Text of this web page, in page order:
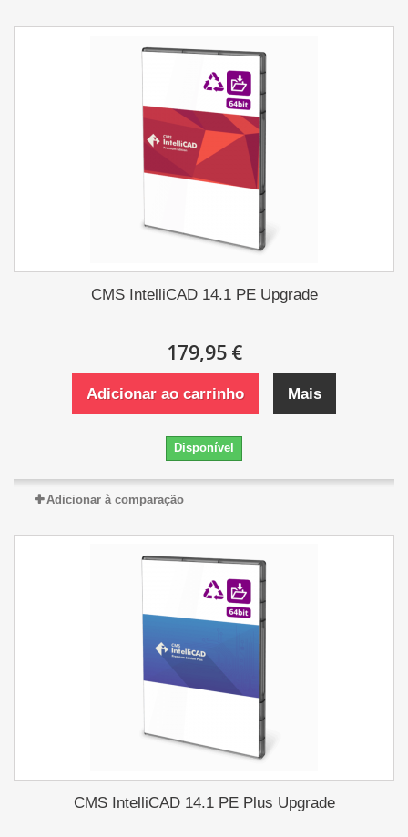
CMS IntelliCAD 14.1 PE Upgrade
179,95 €
Adicionar ao carrinho Mais
Disponível
Adicionar à comparação
CMS IntelliCAD 14.1 PE Plus Upgrade